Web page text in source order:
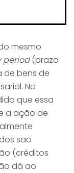
mesmo
period(prazo
de bens de
No
que essa
a ação de
são
(créditos
dá ao